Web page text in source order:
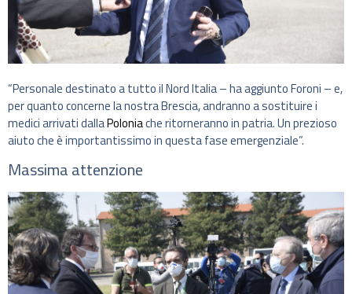
“Personale destinato a tutto il Nord Italia – ha aggiunto Foroni – e,
per quanto concerne la nostra Brescia, andranno a sostituire i
medici arrivati dallaPoloniache ritorneranno in patria. Un prezioso
aiuto che è importantissimo in questa fase emergenziale”.
Massima attenzione